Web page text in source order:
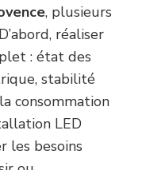
, plusieurs
réaliser
: état des
stabilité
consommation
LED
les besoins